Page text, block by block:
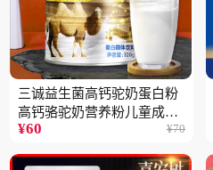
三诚益生菌高钙驼奶蛋白粉
高钙骆驼奶营养粉儿童成人
中老年高蛋白4桶
¥60 ¥70